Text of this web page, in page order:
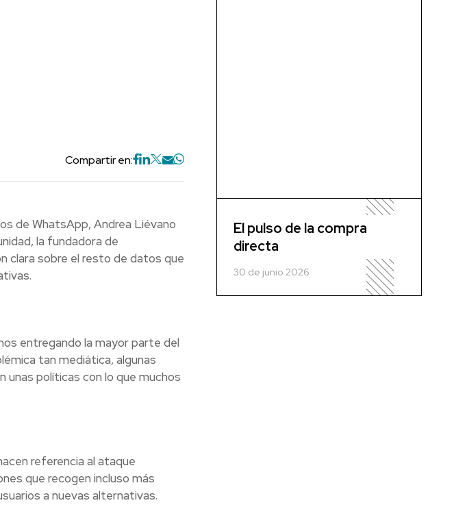
Compartir en:
de WhatsApp, Andrea Liévano
la fundadora de
clara sobre el resto de datos que
entregando la mayor parte del
tan mediática, algunas
unas políticas con lo que muchos
referencia al ataque
que recogen incluso más
a nuevas alternativas.
El pulso de la compra
directa
30 de junio 2026